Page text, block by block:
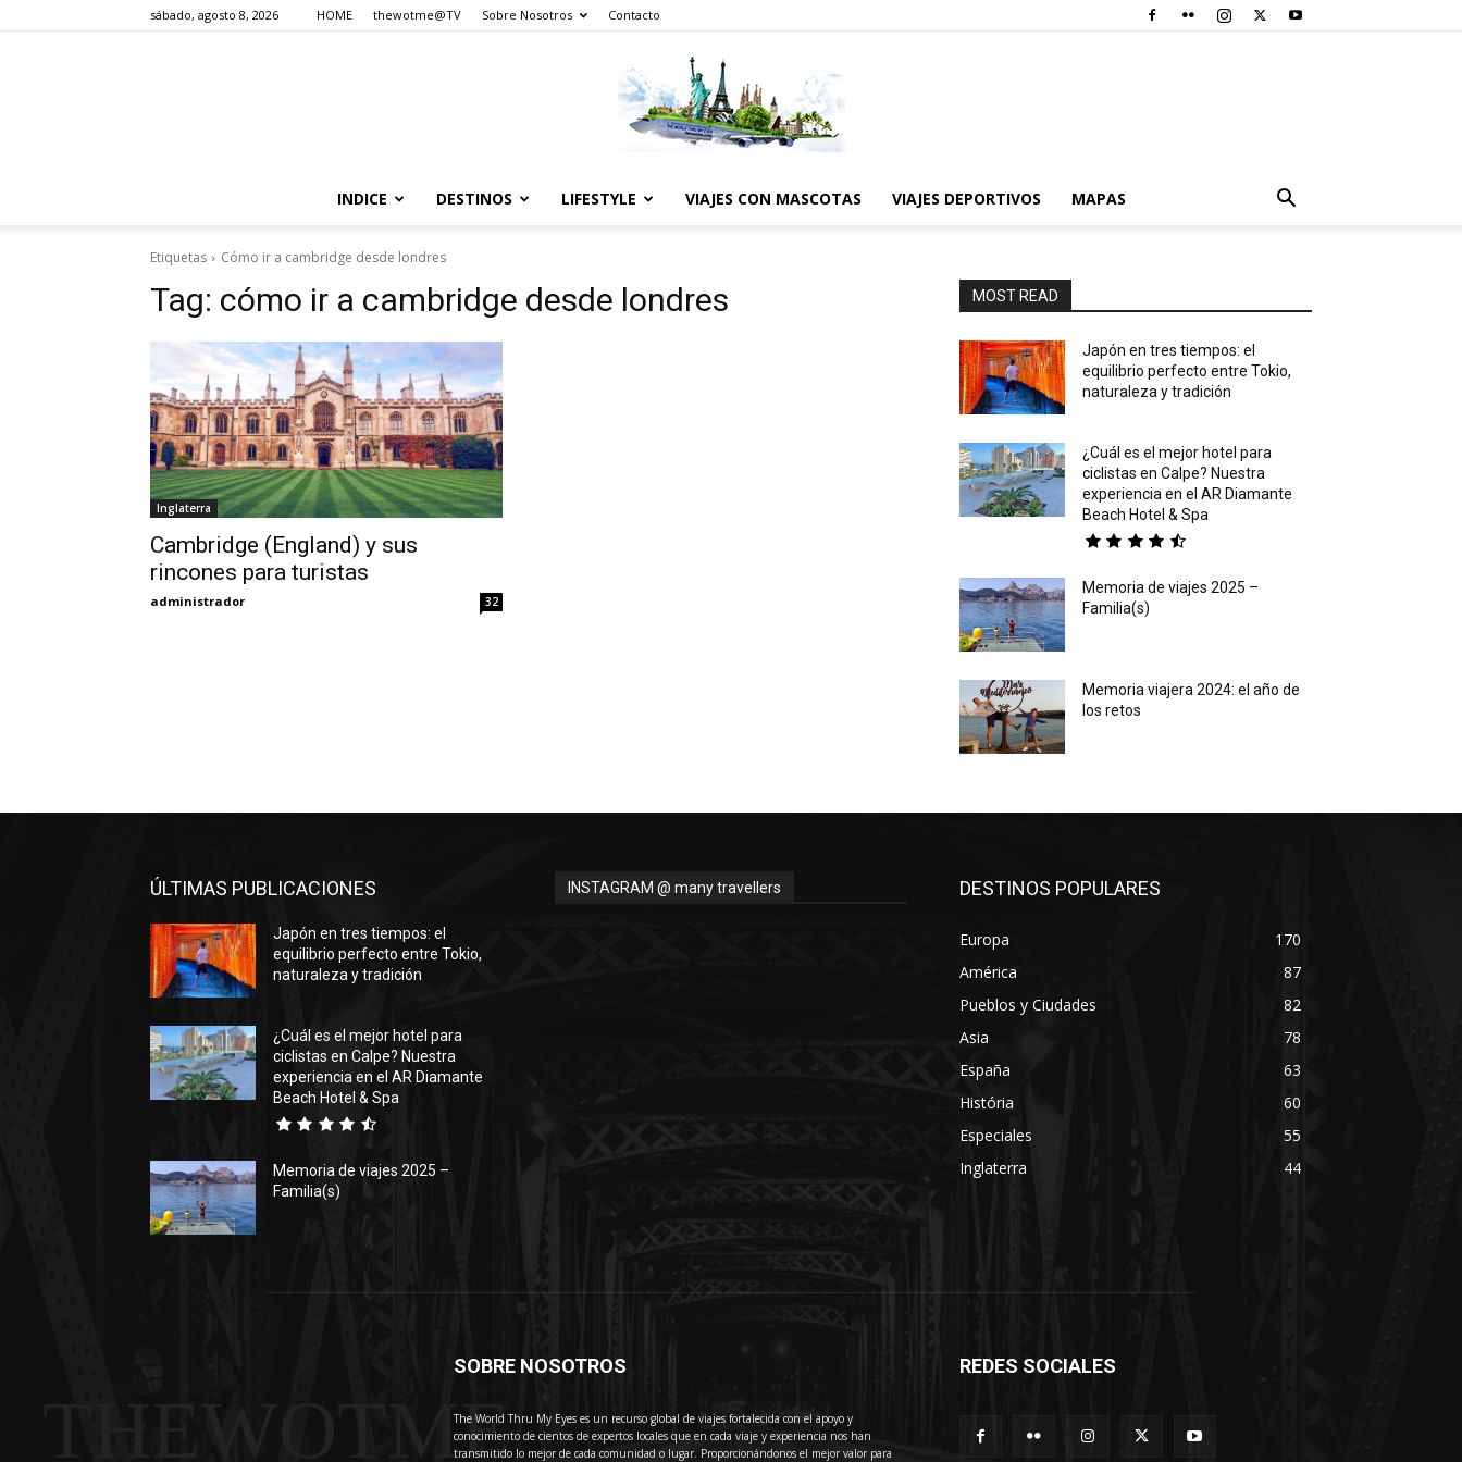
sábado, agosto 8, 2026 HOME thewotme@TV Sobre Nosotros Contacto
INDICE DESTINOS LIFESTYLE VIAJES CON MASCOTAS VIAJES DEPORTIVOS MAPAS
Etiquetas Cómo ir a cambridge desde londres
Tag: cómo ir a cambridge desde londres
Inglaterra
Cambridge (England) y sus
rincones para turistas
administrador 32
MOST READ
Japón en tres tiempos: el
equilibrio perfecto entre Tokio,
naturaleza y tradición
¿Cuál es el mejor hotel para
ciclistas en Calpe? Nuestra
experiencia en el AR Diamante
Beach Hotel & Spa
Memoria de viajes 2025 –
Familia(s)
Memoria viajera 2024: el año de
los retos
ÚLTIMAS PUBLICACIONES
Japón en tres tiempos: el
equilibrio perfecto entre Tokio,
naturaleza y tradición
¿Cuál es el mejor hotel para
ciclistas en Calpe? Nuestra
experiencia en el AR Diamante
Beach Hotel & Spa
Memoria de viajes 2025 –
Familia(s)
INSTAGRAM @ many travellers DESTINOS POPULARES
Europa
170
América
87
Pueblos y Ciudades
82
Asia
78
España
63
História
60
Especiales
55
Inglaterra
44
THEWOTME
SOBRE NOSOTROS
The World Thru My Eyes es un recurso global de viajes fortalecida con el apoyo y
conocimiento de cientos de expertos locales que en cada viaje y experiencia nos han
transmitido lo mejor de cada comunidad o lugar. Proporcionándonos el mejor valor para
REDES SOCIALES